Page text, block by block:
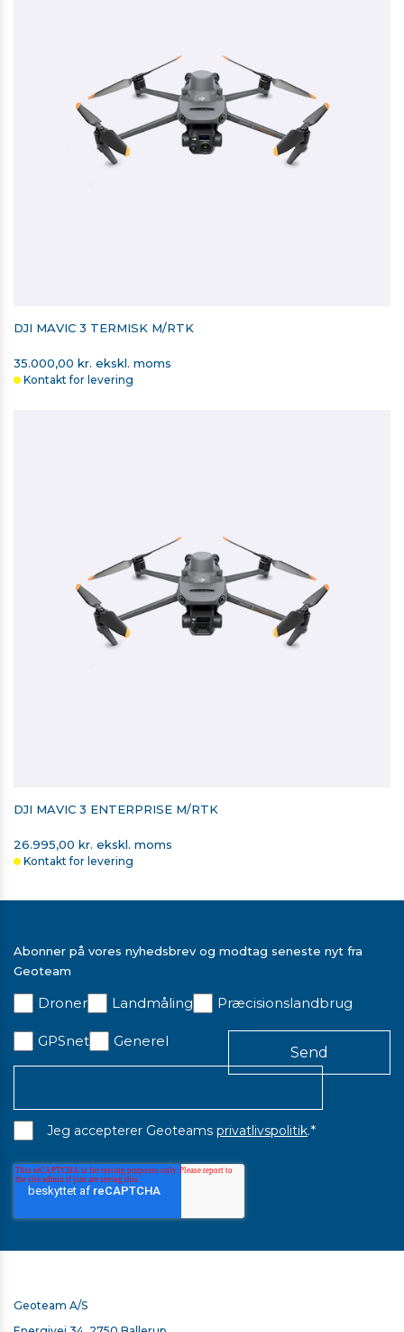
DJI MAVIC 3 TERMISK M/RTK
35.000,00 kr. ekskl. moms
Kontakt for levering
DJI MAVIC 3 ENTERPRISE M/RTK
26.995,00 kr. ekskl. moms
Kontakt for levering
Abonner på vores nyhedsbrev og modtag seneste nyt fra
Geoteam
Droner Landmåling Præcisionslandbrug
GPSnet Generel
Jeg accepterer Geoteams privatlivspolitik.*
Geoteam A/S